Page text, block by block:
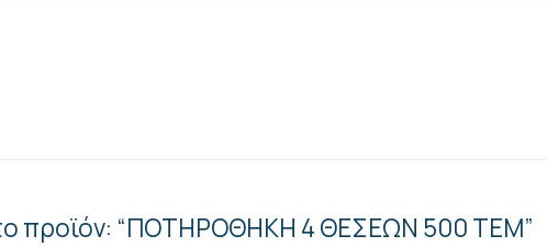
προϊόν: “ΠΟΤΗΡΟΘΗΚΗ 4 ΘΕΣΕΩΝ 500 ΤΕΜ”